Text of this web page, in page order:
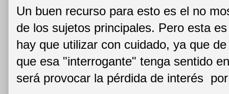
Un buen recurso para esto es el no
de los sujetos principales. Pero esta
hay que utilizar con cuidado, ya que
que esa "interrogante" tenga sentido
será provocar la pérdida de interés